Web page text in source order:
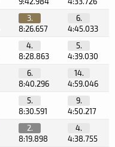
3.
8:26.657
6.
4:45.033
4.
8:28.863
5.
4:39.030
6.
8:40.296
14.
4:59.046
5.
8:30.591
9.
4:50.217
2.
8:19.898
4.
4:38.755